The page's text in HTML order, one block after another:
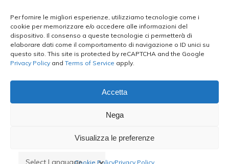
Per fornire le migliori esperienze, utilizziamo tecnologie come i
cookie per memorizzare e/o accedere alle informazioni del
dispositivo. Il consenso a queste tecnologie ci permetterà di
elaborare dati come il comportamento di navigazione o ID unici su
questo sito. This site is protected by reCAPTCHA and the Google
Privacy Policy and Terms of Service apply.
Accetta
Nega
Visualizza le preferenze
Cookie PolicyPrivacy Policy
facebook instagram whatsappphone
email
Le Bontà del Capo ©